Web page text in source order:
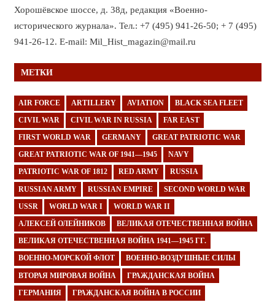
Хорошёвское шоссе, д. 38д, редакция «Военно-
исторического журнала». Тел.: +7 (495) 941-26-50; + 7 (495)
941-26-12. E-mail: Mil_Hist_magazin@mail.ru
МЕТКИ
AIR FORCE ARTILLERY AVIATION BLACK SEA FLEET
CIVIL WAR CIVIL WAR IN RUSSIA FAR EAST
FIRST WORLD WAR GERMANY GREAT PATRIOTIC WAR
GREAT PATRIOTIC WAR OF 1941—1945 NAVY
PATRIOTIC WAR OF 1812 RED ARMY RUSSIA
RUSSIAN ARMY RUSSIAN EMPIRE SECOND WORLD WAR
USSR WORLD WAR I WORLD WAR II
АЛЕКСЕЙ ОЛЕЙНИКОВ ВЕЛИКАЯ ОТЕЧЕСТВЕННАЯ ВОЙНА
ВЕЛИКАЯ ОТЕЧЕСТВЕННАЯ ВОЙНА 1941—1945 ГГ.
ВОЕННО-МОРСКОЙ ФЛОТ ВОЕННО-ВОЗДУШНЫЕ СИЛЫ
ВТОРАЯ МИРОВАЯ ВОЙНА ГРАЖДАНСКАЯ ВОЙНА
ГЕРМАНИЯ ГРАЖДАНСКАЯ ВОЙНА В РОССИИ